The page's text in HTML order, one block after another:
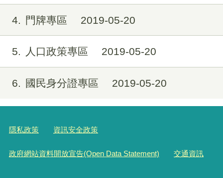
4 門牌專區 2019-05-20
5 人口政策專區 2019-05-20
6 國民身分證專區 2019-05-20
隱私政策 資訊安全政策
政府網站資料開放宣告(Open Data Statement) 交通資訊